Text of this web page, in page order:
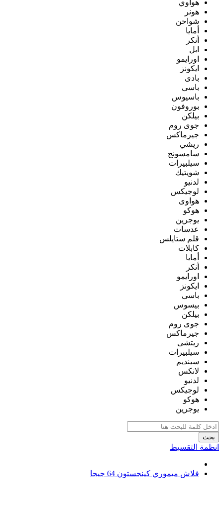
هواوي
هونر
شواحن
أمايا
أنكر
ابل
اورايمو
ايكونز
بادى
باسى
باسيوس
بوروفون
بيلكن
جوى روم
جيرماكس
ريشي
سامسونج
سيلبيرات
شويتيك
لدنيو
لوجيكس
هواوى
هوكو
يوجرين
عدسات
قلم ستايلس
كابلات
أمايا
أنكر
اورايمو
ايكونز
باسى
بيسوس
بيلكن
جوى روم
جيرماكس
ريتشى
سيلبيرات
سينديم
لانكس
لدنيو
لوجيكس
هوكو
يوجرين
بحث
انظمة التقسيط
فلاش ميموري كينجستون 64 جيجا